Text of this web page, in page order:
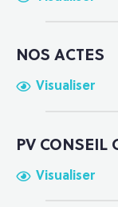
NOS ACTES
Visualiser
PV CONSEIL
Visualiser